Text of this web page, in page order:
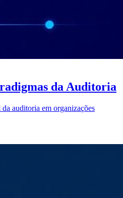
da Auditoria
auditoria em organizações